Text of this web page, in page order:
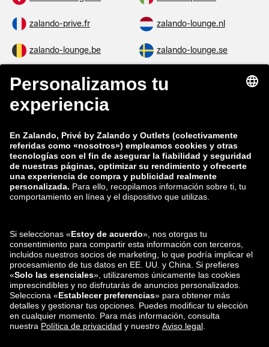
zalando-prive.fr zalando-lounge.nl
zalando-lounge.be zalando-lounge.se
zalando-lounge.fi
zalando-lounge.co.uk
zalando-prive.es
zalando-lounge.lt zalando-lounge.sk
zalando-lounge.ro zalando-lounge.hr
zalando-lounge.lu zalando-lounge.ee
zalando-lounge.lv zalando-lounge.no
También nos
encuentras en